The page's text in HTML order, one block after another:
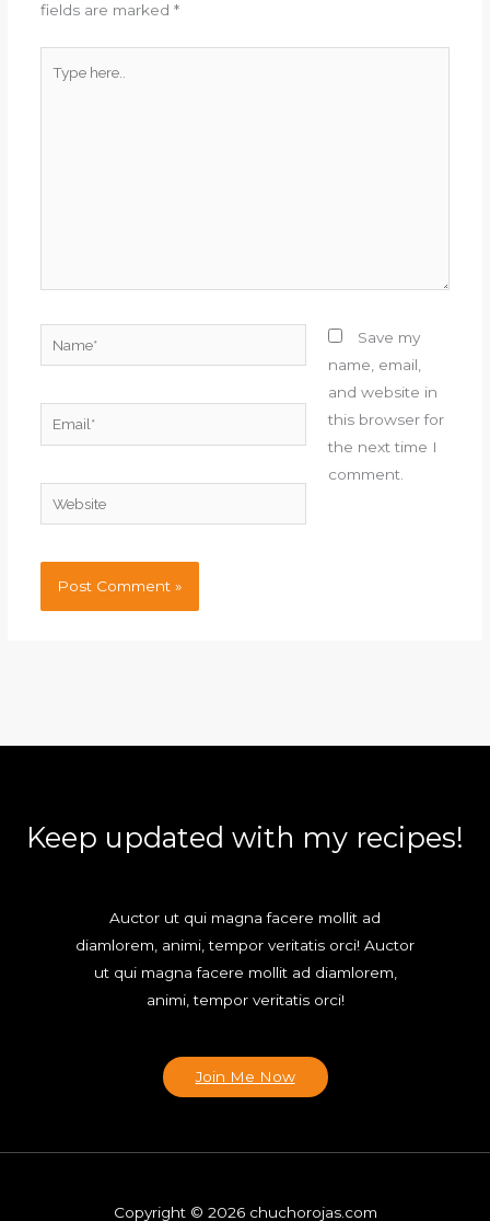
fields are marked *
here..
Email*
Website
Save my
name, email,
and website in
this browser for
the next time I
comment.
Keep updated with my recipes!
Auctor ut qui magna facere mollit ad
diamlorem, animi, tempor veritatis orci! Auctor
ut qui magna facere mollit ad diamlorem,
animi, tempor veritatis orci!
Join Me Now
Copyright © 2026 chuchorojas.com